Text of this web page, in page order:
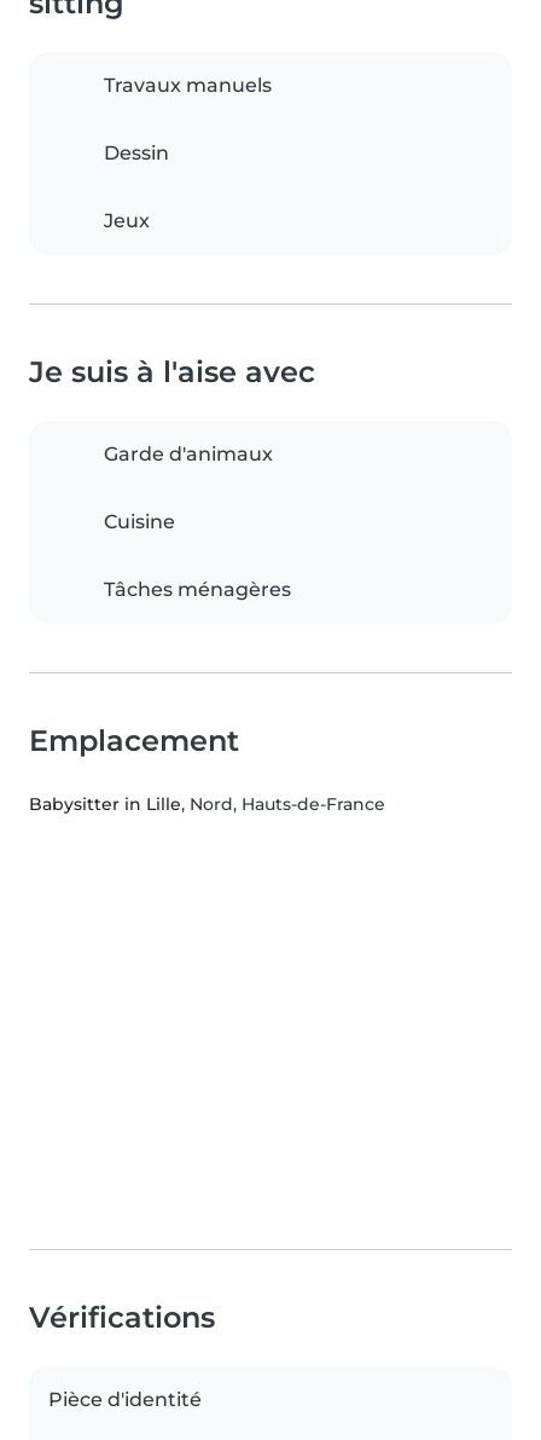
Travaux manuels
Dessin
Jeux
Je suis à l'aise avec
Garde d'animaux
Cuisine
Tâches ménagères
Emplacement
Babysitter in Lille, Nord, Hauts-de-France
Vérifications
Pièce d'identité